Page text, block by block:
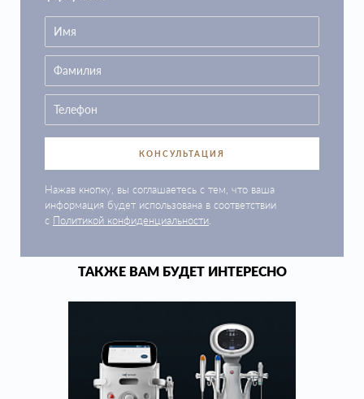
КОНСУЛЬТАЦИЯ
Нажав кнопку, вы соглашаетесь с тем, что ваша
информация будет использована в соответствии
с Политикой конфиденциальности
ТАКЖЕ ВАМ БУДЕТ ИНТЕРЕСНО